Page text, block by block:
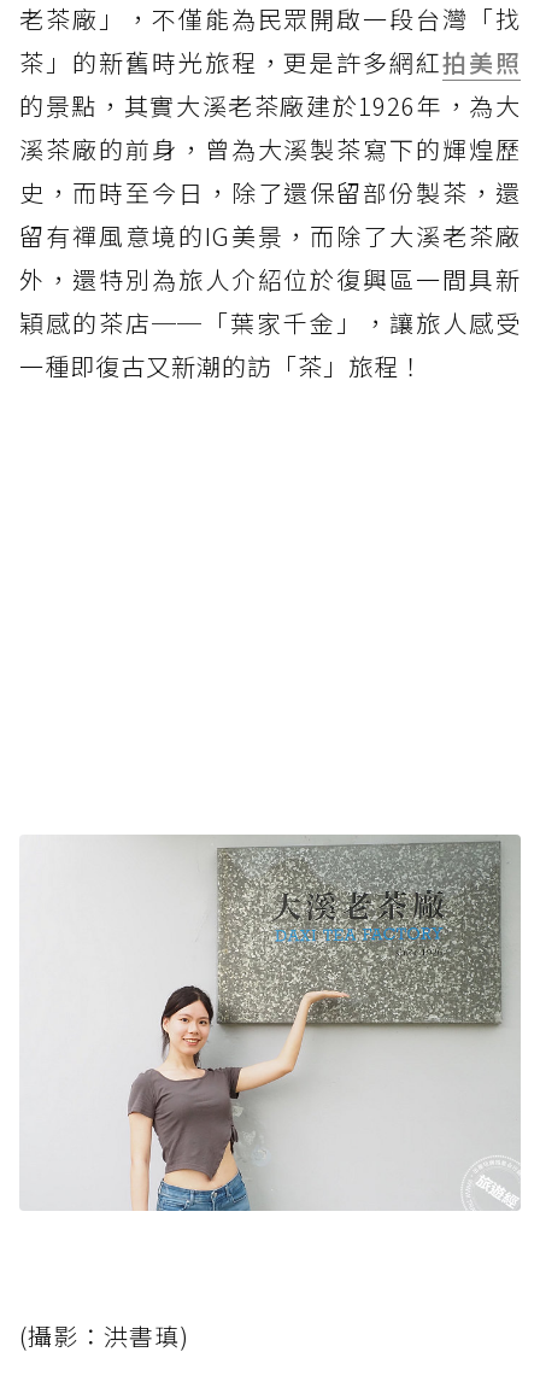
老茶廠」，不僅能為民眾開啟一段台灣「找
茶」的新舊時光旅程，更是許多網紅拍美照
的景點，其實大溪老茶廠建於1926年，為大
溪茶廠的前身，曾為大溪製茶寫下的輝煌歷
史，而時至今日，除了還保留部份製茶，還
留有禪風意境的IG美景，而除了大溪老茶廠
外，還特別為旅人介紹位於復興區一間具新
穎感的茶店──「葉家千金」，讓旅人感受
一種即復古又新潮的訪「茶」旅程！
(攝影：洪書瑱)